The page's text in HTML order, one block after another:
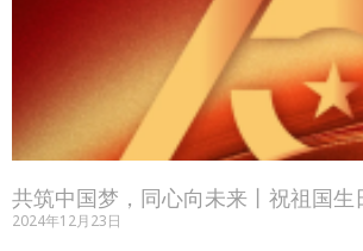
共筑中国梦，同心向未来丨祝祖国生
2024年12月23日